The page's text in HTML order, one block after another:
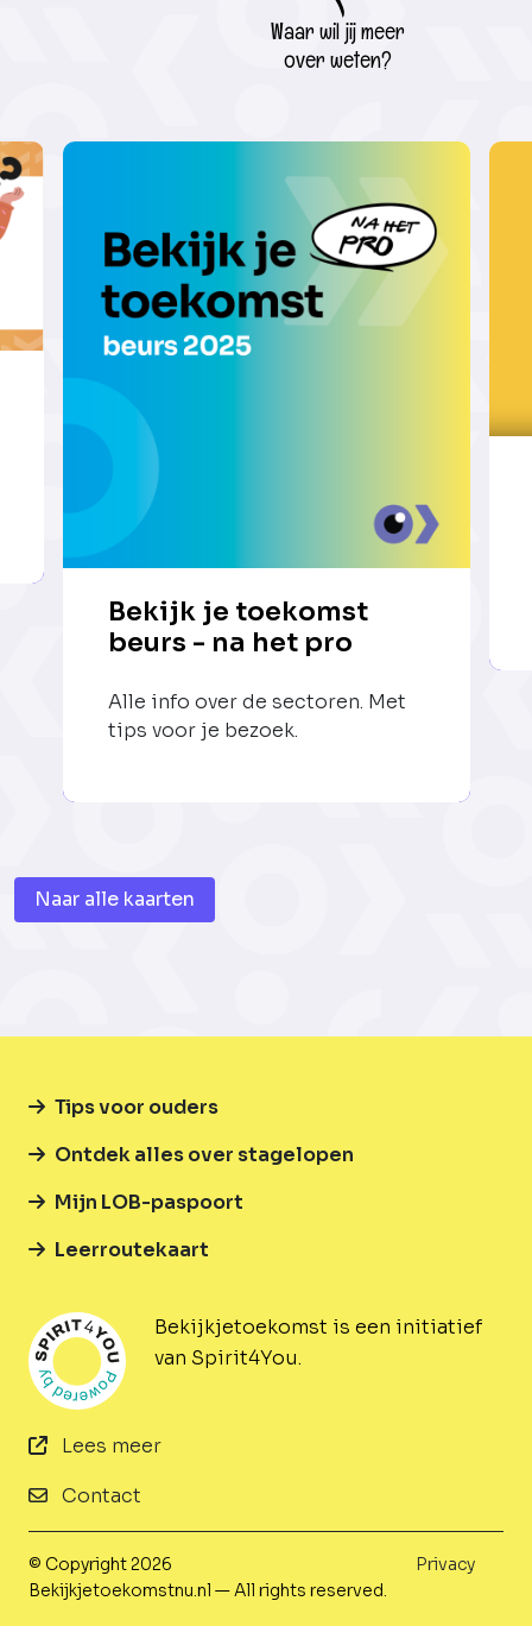
Waar wil jij meer
over weten?
Bekijk je toekomst
beurs - na het pro
Alle info over de sectoren. Met
tips voor je bezoek.
Naar alle kaarten
Bekijkjetoekomst is een initiatief
van Spirit4You.
Lees meer
Contact
Tips voor ouders
Ontdek alles over stagelopen
Mijn LOB-paspoort
Leerroutekaart
© Copyright 2026
Bekijkjetoekomstnu.nl — All rights reserved.
Privacy